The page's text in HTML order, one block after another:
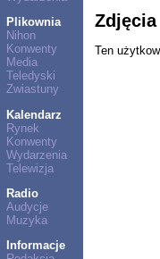
Plikownia
Nihon
Konwenty
Media
Teledyski
Zwiastuny
Kalendarz
Rynek
Konwenty
Wydarzenia
Telewizja
Radio
Audycje
Muzyka
Informacje
Zdjęcia
Ten